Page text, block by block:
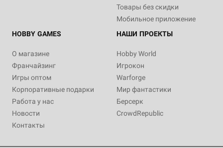
Товары без скидки
Мобильное приложение
HOBBY GAMES
О магазине
Франчайзинг
Игры оптом
Корпоративные подарки
Работа у нас
Новости
Контакты
НАШИ ПРОЕКТЫ
Hobby World
Игрокон
Warforge
Мир фантастики
Берсерк
CrowdRepublic